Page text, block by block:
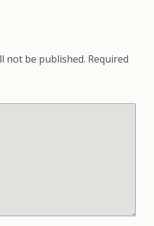
not be published. Required